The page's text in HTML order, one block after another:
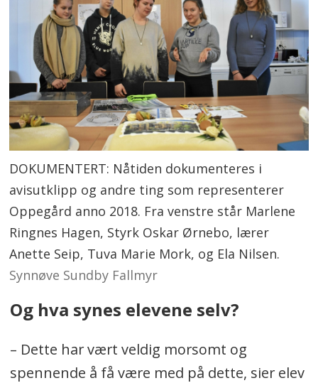
DOKUMENTERT: Nåtiden dokumenteres i
avisutklipp og andre ting som representerer
Oppegård anno 2018. Fra venstre står Marlene
Ringnes Hagen, Styrk Oskar Ørnebo, lærer
Anette Seip, Tuva Marie Mork, og Ela Nilsen.
Synnøve Sundby Fallmyr
Og hva synes elevene selv?
– Dette har vært veldig morsomt og
spennende å få være med på dette, sier elev